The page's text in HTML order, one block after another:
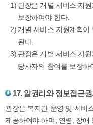
관장은 개별 서비스 지
보장하여야 한다.
개별 서비스 지원계획이
된다.
관장은 개별 서비스 지
당사자의 참여를 보장하
17. 알권리와 정보접근
관장은 복지관 운영 및 서비
제공하여야 하며, 연령, 장애